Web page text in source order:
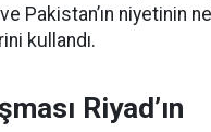
Pakistan’ın niyetinin
kullandı.
Riyad’ın